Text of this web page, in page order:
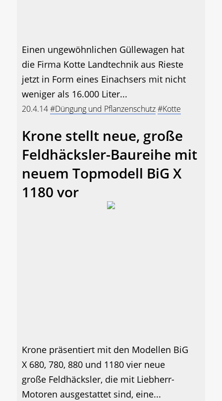
Einen ungewöhnlichen Güllewagen hat
die Firma Kotte Landtechnik aus Rieste
jetzt in Form eines Einachsers mit nicht
weniger als 16.000 Liter...
20.4.14#Düngung und Pflanzenschutz#Kotte
Krone stellt neue, große
Feldhäcksler-Baureihe mit
neuem Topmodell BiG X
1180 vor
Krone präsentiert mit den Modellen BiG
X 680, 780, 880 und 1180 vier neue
große Feldhäcksler, die mit Liebherr-
Motoren ausgestattet sind, eine...